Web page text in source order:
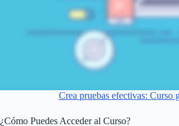
Crea pruebas efectivas: Curso
¿Cómo Puedes Acceder al Curso?